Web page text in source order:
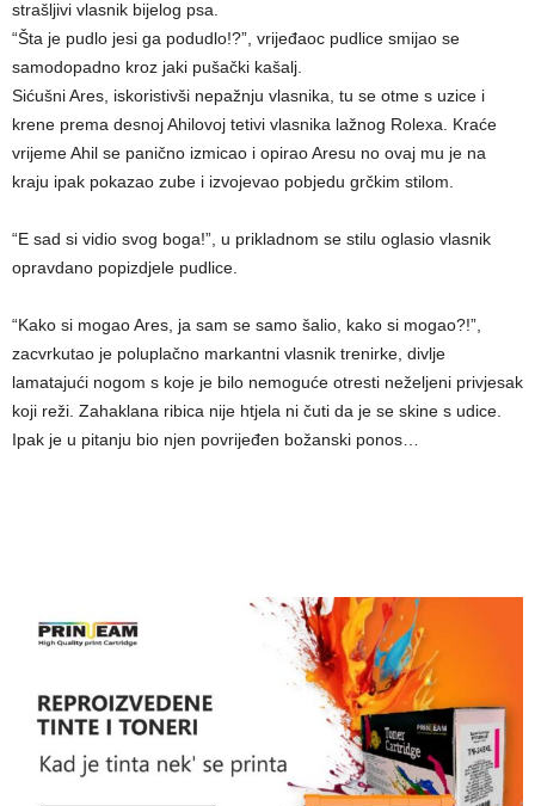
strašljivi vlasnik bijelog psa.
“Šta je pudlo jesi ga podudlo!?”, vrijeđaoc pudlice smijao se
samodopadno kroz jaki pušački kašalj.
Sićušni Ares, iskoristivši nepažnju vlasnika, tu se otme s uzice i
krene prema desnoj Ahilovoj tetivi vlasnika lažnog Rolexa. Kraće
vrijeme Ahil se panično izmicao i opirao Aresu no ovaj mu je na
kraju ipak pokazao zube i izvojevao pobjedu grčkim stilom.
“E sad si vidio svog boga!”, u prikladnom se stilu oglasio vlasnik
opravdano popizdjele pudlice.
“Kako si mogao Ares, ja sam se samo šalio, kako si mogao?!”,
zacvrkutao je poluplačno markantni vlasnik trenirke, divlje
lamatajući nogom s koje je bilo nemoguće otresti neželjeni privjesak
koji reži. Zahaklana ribica nije htjela ni čuti da je se skine s udice.
Ipak je u pitanju bio njen povrijeđen božanski ponos…